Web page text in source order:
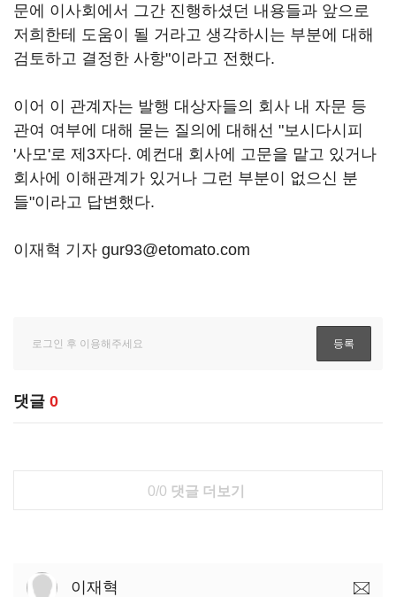
문에 이사회에서 그간 진행하셨던 내용들과 앞으로
저희한테 도움이 될 거라고 생각하시는 부분에 대해
검토하고 결정한 사항"이라고 전했다.
이어 이 관계자는 발행 대상자들의 회사 내 자문 등
관여 여부에 대해 묻는 질의에 대해선 "보시다시피
'사모'로 제3자다. 예컨대 회사에 고문을 맡고 있거나
회사에 이해관계가 있거나 그런 부분이 없으신 분
들"이라고 답변했다.
이재혁 기자 gur93@etomato.com
댓글 0
0/0 댓글 더보기
이재혁